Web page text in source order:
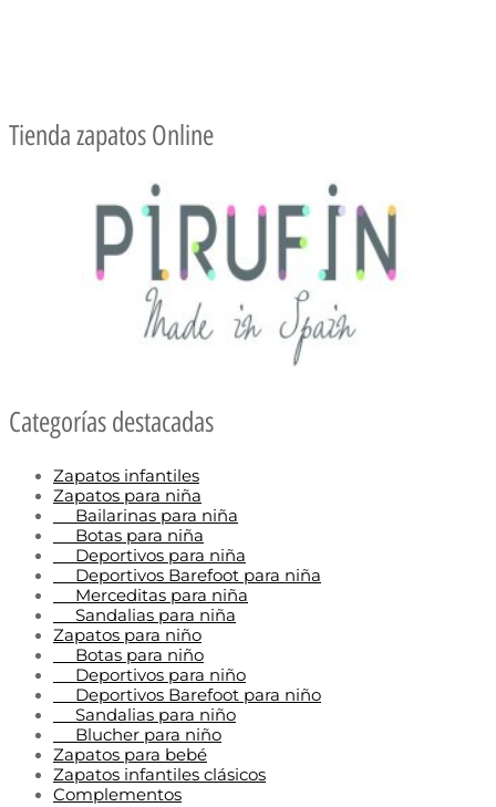
Tienda zapatos Online
Categorías destacadas
Zapatos infantiles
Zapatos para niña
Bailarinas para niña
Botas para niña
Deportivos para niña
Deportivos Barefoot para niña
Merceditas para niña
Sandalias para niña
Zapatos para niño
Botas para niño
Deportivos para niño
Deportivos Barefoot para niño
Sandalias para niño
Blucher para niño
Zapatos para bebé
Zapatos infantiles clásicos
Complementos